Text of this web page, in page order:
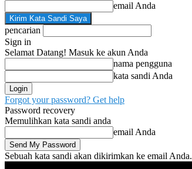
email Anda
pencarian
Sign in
Selamat Datang! Masuk ke akun Anda
nama pengguna
kata sandi Anda
Forgot your password? Get help
Password recovery
Memulihkan kata sandi anda
email Anda
Sebuah kata sandi akan dikirimkan ke email Anda.